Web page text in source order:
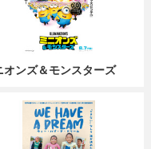
オンズ＆モンスターズ